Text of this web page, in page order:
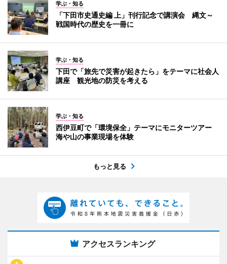
学ぶ・知る
「下田市史通史編 上」刊行記念で講演会 縄文～
戦国時代の歴史を一冊に
学ぶ・知る
下田で「旅先で災害が起きたら」をテーマに社会人
講座 観光地の防災を考える
学ぶ・知る
西伊豆町で「環境保全」テーマにモニターツアー
海や山の事業現場を体験
もっと見る
アクセスランキング